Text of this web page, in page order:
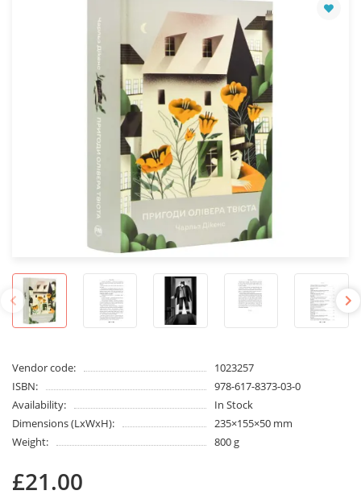
Vendor code:
1023257
ISBN:
978-617-8373-03-0
Availability:
In Stock
Dimensions (LxWxH):
235×155×50 mm
Weight:
800 g
£21.00